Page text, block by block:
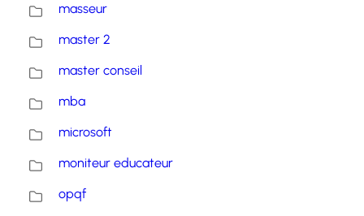
masseur
master 2
master conseil
mba
microsoft
moniteur educateur
opqf